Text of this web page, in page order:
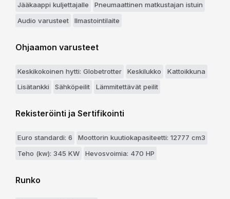
Jääkaappi kuljettajalle
Pneumaattinen matkustajan istuin
Audio varusteet
Ilmastointilaite
Ohjaamon varusteet
Keskikokoinen hytti: Globetrotter Keskilukko
Kattoikkuna
Lisätankki
Sähköpeilit Lämmitettävät peilit
Rekisteröinti ja Sertifikointi
Euro standardi: 6
Moottorin kuutiokapasiteetti: 12777 cm3
Teho (kw): 345 KW
Hevosvoimia: 470 HP
Runko